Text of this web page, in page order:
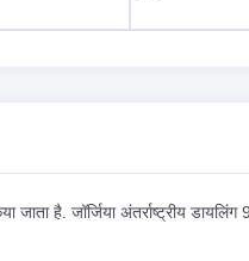
है. जॉर्जिया अंतर्राष्ट्रीय